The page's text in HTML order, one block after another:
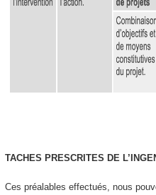
TACHES PRESCRITES DE
Ces préalables effectués, nous